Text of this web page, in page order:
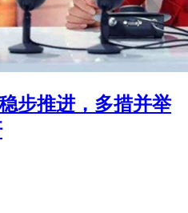
步推进，多措并举